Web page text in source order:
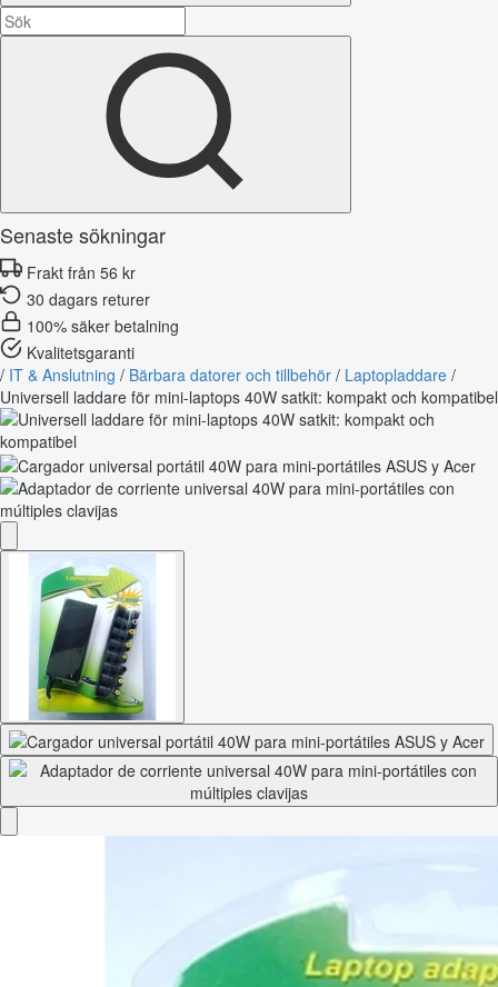
Senaste sökningar
Frakt från 56 kr
30 dagars returer
100% säker betalning
Kvalitetsgaranti
/ IT & Anslutning / Bärbara datorer och tillbehör / Laptopladdare /
Universell laddare för mini-laptops 40W satkit: kompakt och kompatibel